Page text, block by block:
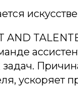
AND
ускоряет